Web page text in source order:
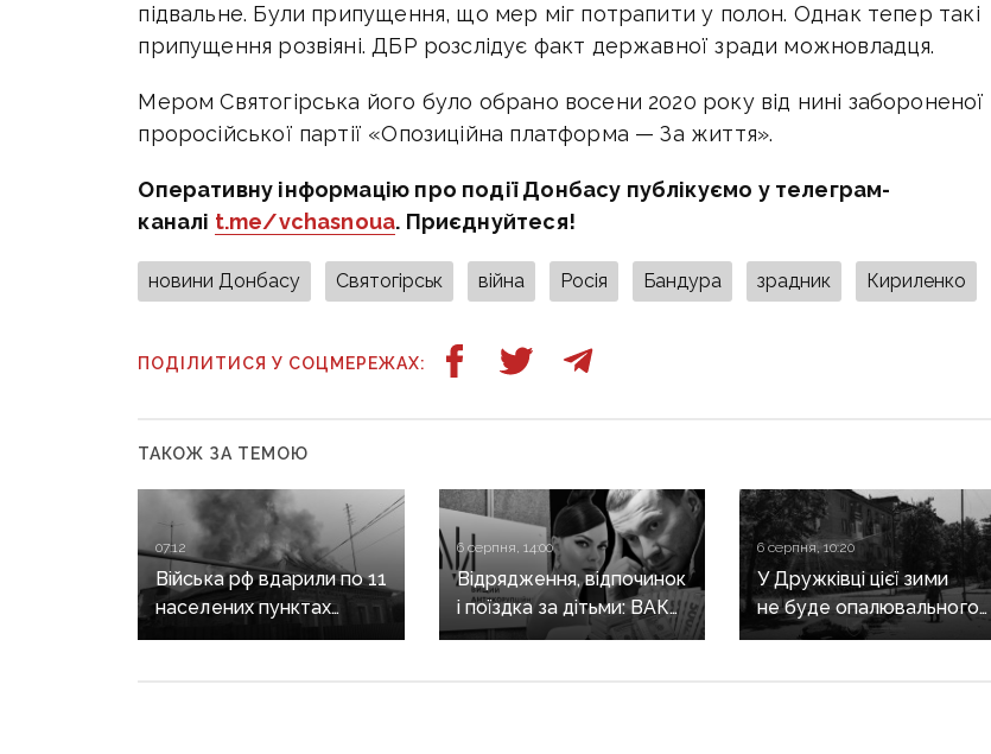
підвальне. Були припущення, що мер міг потрапити у полон. Однак тепер такі
припущення розвіяні. ДБР розслідує факт державної зради можновладця.
Мером Святогірська його було обрано восени 2020 року від нині забороненої
проросійської партії «Опозиційна платформа — За життя».
Оперативну інформацію про події Донбасу публікуємо у телеграм-
каналі t.me/vchasnoua. Приєднуйтеся!
новини Донбасу Святогірськ війна Росія Бандура зрадник Кириленко
ПОДІЛИТИСЯ У СОЦМЕРЕЖАХ:
ТАКОЖ ЗА ТЕМОЮ
07:12
Війська рф вдарили по 11
населених пунктах
Донеччини: одна людина
6 серпня, 14:00
Відрядження, відпочинок
і поїздка за дітьми: ВАКС
знову відмовив
6 серпня, 10:20
У Дружківці цієї зими
не буде опалювального
сезону: фронт